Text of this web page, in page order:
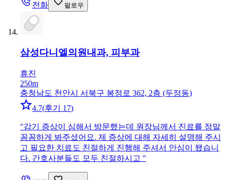
전화 팔로우
삼성다니엘의원 내과, 피부과
휴진
250m
충청남도 천안시 서북구 봉정로 362, 2층 (두정동)
4.7(후기 17)
"감기 증상이 심해서 방문했는데 원장님께서 진료를 정말
꼼꼼하게 봐주셨어요. 제 증상에 대해 자세히 설명해 주시
고 필요한 치료도 친절하게 진행해 주셔서 안심이 됐습니
다. 간호사분들도 모두 친절하시고 "